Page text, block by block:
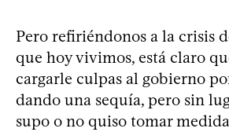
Pero refiriéndonos a la crisis
que hoy vivimos, está claro
cargarle culpas al gobierno
dando una sequía, pero sin
supo o no quiso tomar